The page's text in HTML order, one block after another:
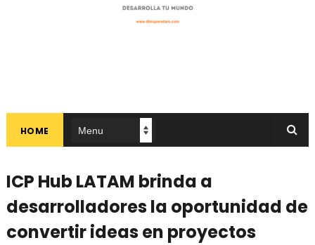
HOME
ICP Hub LATAM brinda a
desarrolladores la oportunidad de
convertir ideas en proyectos